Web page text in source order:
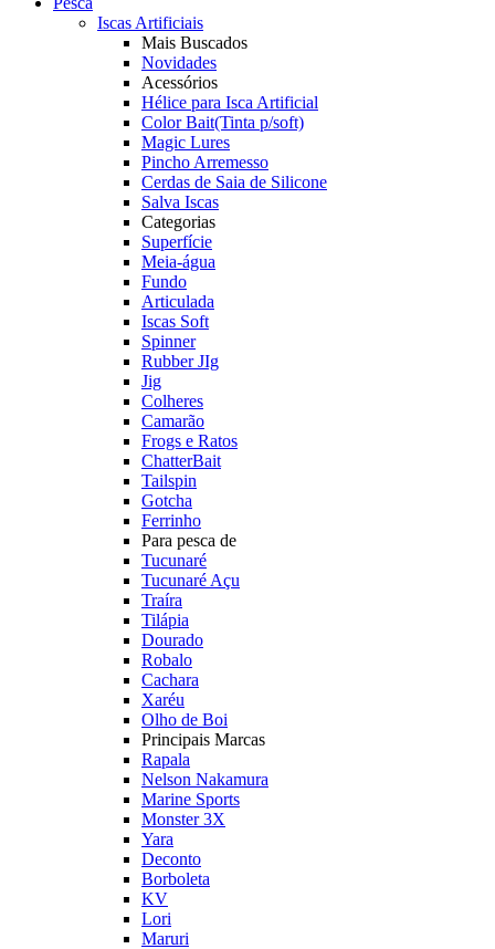
Iscas Artificiais
Mais Buscados
Novidades
Acessórios
Hélice para Isca Artificial
Color Bait(Tinta p/soft)
Magic Lures
Pincho Arremesso
Cerdas de Saia de Silicone
Salva Iscas
Categorias
Superfície
Meia-água
Fundo
Articulada
Iscas Soft
Spinner
Rubber JIg
Jig
Colheres
Camarão
Frogs e Ratos
ChatterBait
Tailspin
Gotcha
Ferrinho
Para pesca de
Tucunaré
Tucunaré Açu
Traíra
Tilápia
Dourado
Robalo
Cachara
Xaréu
Olho de Boi
Principais Marcas
Rapala
Nelson Nakamura
Marine Sports
Monster 3X
Yara
Deconto
Borboleta
KV
Lori
Maruri